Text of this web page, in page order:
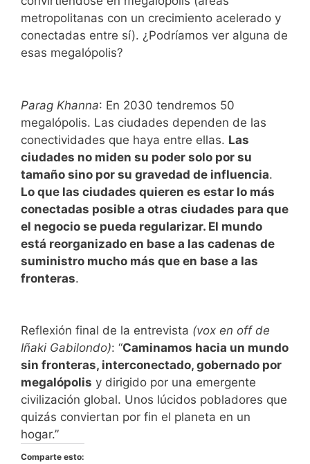
metropolitanas con un crecimiento acelerado y
conectadas entre sí). ¿Podríamos ver alguna de
esas megalópolis?
Parag Khanna: En 2030 tendremos 50
megalópolis. Las ciudades dependen de las
conectividades que haya entre ellas. Las
ciudades no miden su poder solo por su
tamaño sino por su gravedad de influencia.
Lo que las ciudades quieren es estar lo más
conectadas posible a otras ciudades para que
el negocio se pueda regularizar. El mundo
está reorganizado en base a las cadenas de
suministro mucho más que en base a las
fronteras.
Reflexión final de la entrevista (vox en off de
Iñaki Gabilondo): “Caminamos hacia un mundo
sin fronteras, interconectado, gobernado por
megalópolis y dirigido por una emergente
civilización global. Unos lúcidos pobladores que
quizás conviertan por fin el planeta en un
hogar.”
Comparte esto: